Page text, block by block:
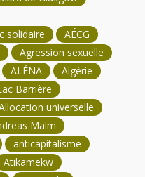
solidaire
AÉCG
Agression sexuelle
ALÉNA
Algérie
Barrière
universelle
Malm
anticapitalisme
Atikamekw